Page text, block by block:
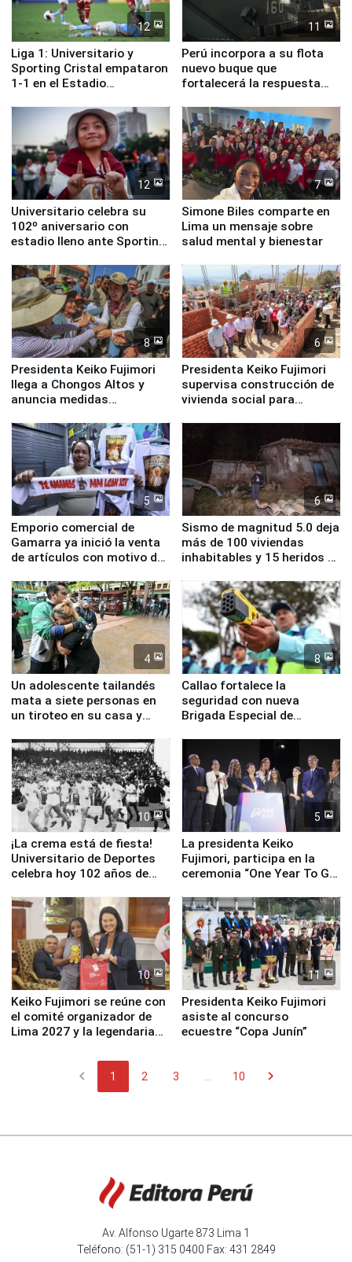
12
Liga 1: Universitario y
Sporting Cristal empataron
1-1 en el Estadio
11
Perú incorpora a su flota
nuevo buque que
fortalecerá la respuesta
12
Universitario celebra su
102º aniversario con
estadio lleno ante Sporting
7
Simone Biles comparte en
Lima un mensaje sobre
salud mental y bienestar
8
Presidenta Keiko Fujimori
llega a Chongos Altos y
anuncia medidas
educación, salud y empleo
6
Presidenta Keiko Fujimori
supervisa construcción de
vivienda social para
5
Emporio comercial de
Gamarra ya inició la venta
de artículos con motivo de
6
Sismo de magnitud 5.0 deja
más de 100 viviendas
inhabitables y 15 heridos en
4
Un adolescente tailandés
mata a siete personas en
un tiroteo en su casa y
8
Callao fortalece la
seguridad con nueva
Brigada Especial de
equipamiento para
Serenazgo
10
¡La crema está de fiesta!
Universitario de Deportes
celebra hoy 102 años de
5
La presidenta Keiko
Fujimori, participa en la
ceremonia “One Year To Go
10
Keiko Fujimori se reúne con
el comité organizador de
Lima 2027 y la legendaria
11
Presidenta Keiko Fujimori
asiste al concurso
ecuestre “Copa Junín”
chevron_left 1 2 3 10 chevron_right
Av. Alfonso Ugarte 873 Lima 1
Teléfono: (51-1) 315 0400 Fax: 431 2849